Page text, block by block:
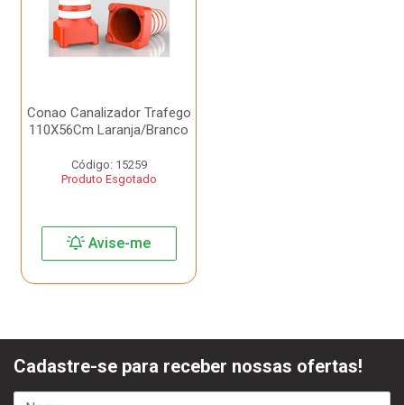
Conao Canalizador Trafego
110X56Cm Laranja/Branco
Código: 15259
Produto Esgotado
Avise-me
Cadastre-se para receber nossas ofertas!